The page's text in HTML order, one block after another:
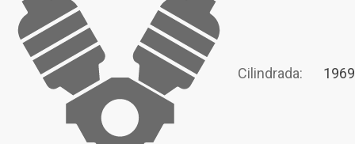
Cilindrada: 1969